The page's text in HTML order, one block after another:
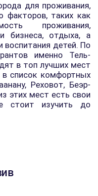
для проживания,
факторов, таких как
проживания,
бизнеса, отдыха, а
воспитания детей. По
именно Тель-
в топ лучших мест
список комфортных
Реховот, Беэр-
этих мест есть свои
стоит изучить до